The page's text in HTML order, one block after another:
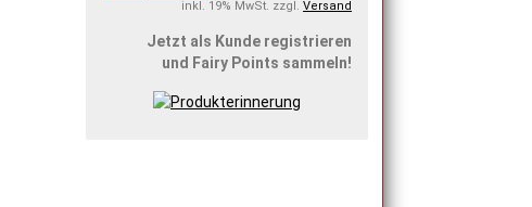
inkl. 19% MwSt. zzgl. Versand
Jetzt als Kunde registrieren
und Fairy Points sammeln!